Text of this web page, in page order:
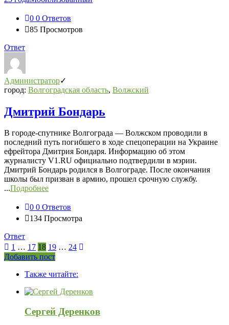
0 0 Ответов
85 Просмотров
Ответ
Администратор
город: Волгоградская область, Волжский
Дмитрий Бондарь
В городе-спутнике Волгограда — Волжском проводили в
последний путь погибшего в ходе спецоперации на Украине
ефрейтора Дмитрия Бондаря. Информацию об этом
журналисту V1.RU официально подтвердили в мэрии.
Дмитрий Бондарь родился в Волгограде. После окончания
школы был призван в армию, прошел срочную службу.
...Подробнее
0 0 Ответов
134 Просмотра
Ответ
1 … 17 18 19 … 24
Боковая
панель
Добавить пост
120x600Также читайте:
Сергей Деренков